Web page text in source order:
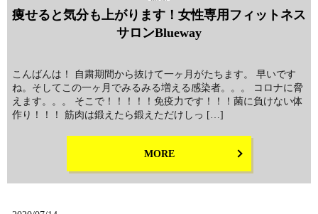
痩せると気分も上がります！女性専用フィットネス
サロンBlueway
こんばんは！ 自粛期間から抜けて一ヶ月がたちます。 早いです
ね。そしてこの一ヶ月でみるみる増える感染者。。。 コロナに脅
えます。。。 そこで！！！！！免疫力です！！！菌に負けない体
作り！！！ 筋肉は鍛えたら鍛えただけしっ […]
MORE